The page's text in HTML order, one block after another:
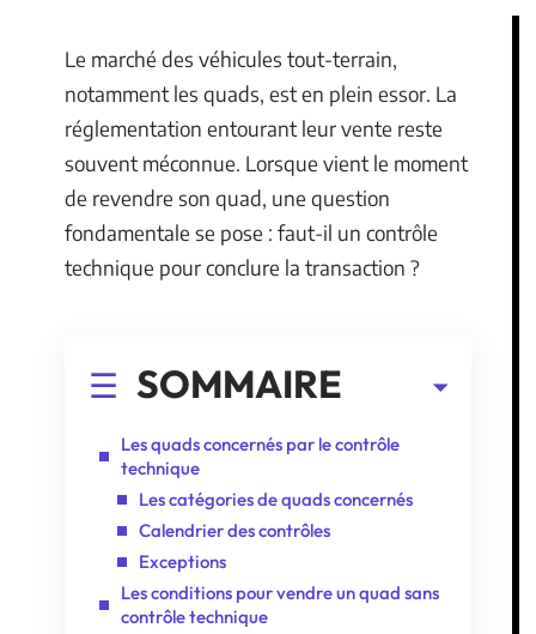
Le marché des véhicules tout-terrain,
notamment les quads, est en plein essor. La
réglementation entourant leur vente reste
souvent méconnue. Lorsque vient le moment
de revendre son quad, une question
fondamentale se pose : faut-il un contrôle
technique pour conclure la transaction ?
SOMMAIRE
Les quads concernés par le contrôle
technique
Les catégories de quads concernés
Calendrier des contrôles
Exceptions
Les conditions pour vendre un quad sans
contrôle technique